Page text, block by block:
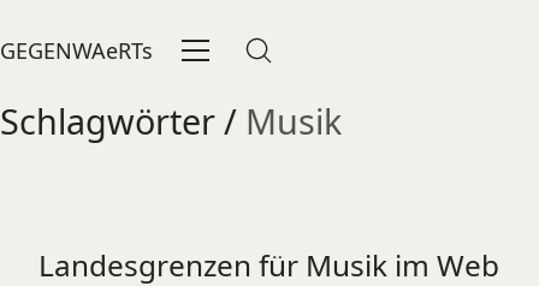
GEGENWAeRTs
Schlagwörter / Musik
Landesgrenzen für Musik im Web